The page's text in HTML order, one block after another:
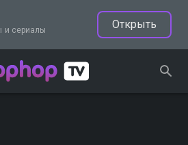
и сериалы
Открыть